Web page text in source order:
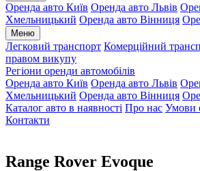
Оренда авто Київ Оренда авто Львів
Хмельницький Оренда авто Вінниця
Меню
Легковий транспорт Комерційний
правом викупу
Регіони оренди автомобілів
Оренда авто Київ Оренда авто Львів
Хмельницький Оренда авто Вінниця
Каталог авто в наявності Про нас Умови
Контакти
Range Rover Evoque